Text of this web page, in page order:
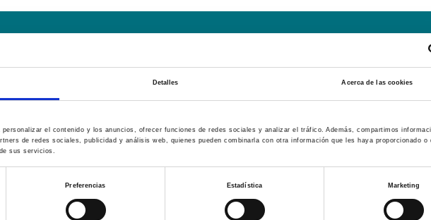
Detalles Acerca de las cookies
el contenido y los anuncios, ofrecer funciones de redes sociales y analizar el tráfico. Además, compartimos
de redes sociales, publicidad y análisis web, quienes pueden combinarla con otra información que les haya proporcionado o
sus servicios.
Preferencias Estadística Marketing
Campus Virtual
Contacto Webmail User Login